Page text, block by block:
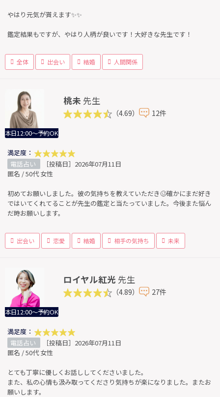
やはり元気が貰えます✨✨
鑑定結果もですが、やはり人柄が良いです！大好きな先生です！
全体 出会い 結婚 人間関係
本日12:00～予約OK
桃未 先生
（4.69） 12件
満足度：
電話占い
［投稿日］2026年07月11日
匿名 / 50代 女性
初めてお願いしました。彼の気持ちを教えていただき🥴確かにまだ好き
ではいてくれてることが先生の鑑定と当たっていました。今後また悩ん
だ時お願いします。
出会い 恋愛 結婚 相手の気持ち 未来
本日12:00～予約OK
ロイヤル紅光 先生
（4.89） 27件
満足度：
電話占い
［投稿日］2026年07月11日
匿名 / 50代 女性
とても丁寧に優しくお話ししてくださいました。
また、私の心情も汲み取ってくださり気持ちが楽になりました。またお
願いします。